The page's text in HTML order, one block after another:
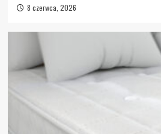
8 czerwca, 2026